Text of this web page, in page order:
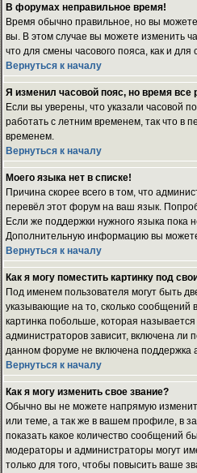
В форумах неправильное время!
Время обычно правильное, но вы можете
вы. В этом случае вы можете изменить
что для смены часового пояса, как и
Вернуться к началу
Я изменил часовой пояс, но время все
Если вы уверены, что указали часовой
работать с летним временем, так что в
временем.
Вернуться к началу
Моего языка нет в списке!
Причина скорее всего в том, что
перевёл этот форум на ваш язык.
Если же поддержки нужного языка пока
Дополнительную информацию вы
Вернуться к началу
Как я могу поместить картинку под
Под именем пользователя могут быть
указывающие на то, сколько сообщений
картинка побольше, которая
администраторов зависит, включена ли
данном форуме не включена поддержка
Вернуться к началу
Как я могу изменить свое звание?
Обычно вы не можете напрямую
или теме, а так же в вашем профиле, в
показать какое количество сообщений
модераторы и администраторы могут
только для того, чтобы повысить ваше